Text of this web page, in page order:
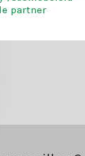
partner